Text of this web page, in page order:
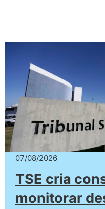
07/08/2026
TSE cria
monitorar